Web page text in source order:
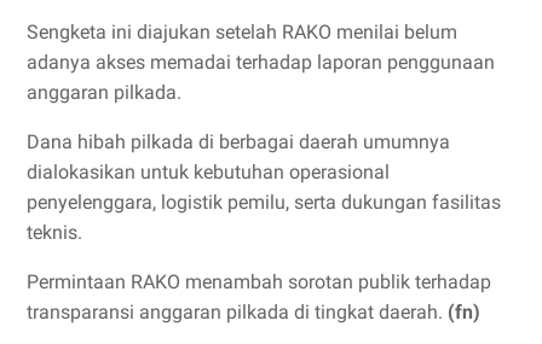
Sengketa ini diajukan setelah RAKO menilai belum
adanya akses memadai terhadap laporan penggunaan
anggaran pilkada.
Dana hibah pilkada di berbagai daerah umumnya
dialokasikan untuk kebutuhan operasional
penyelenggara, logistik pemilu, serta dukungan fasilitas
teknis.
Permintaan RAKO menambah sorotan publik terhadap
transparansi anggaran pilkada di tingkat daerah. (fn)